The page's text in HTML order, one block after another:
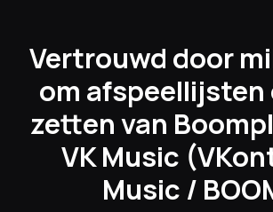
Vertrouwd door
om afspeellijsten
zetten van
VK Music
Music /